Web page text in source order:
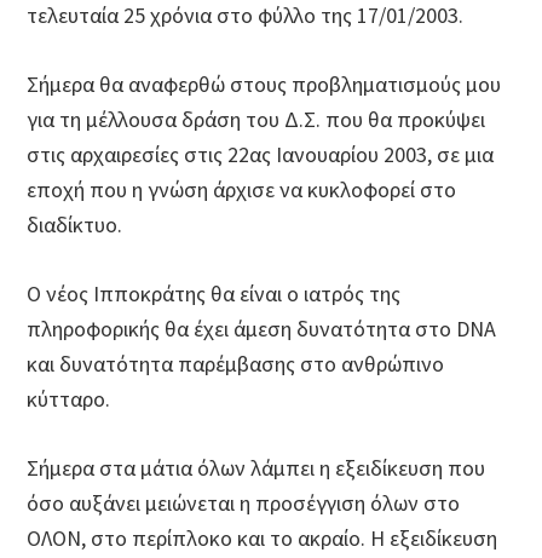
τελευταία 25 χρόνια στο φύλλο της 17/01/2003.
Σήμερα θα αναφερθώ στους προβληματισμούς μου
για τη μέλλουσα δράση του Δ.Σ. που θα προκύψει
στις αρχαιρεσίες στις 22ας Ιανουαρίου 2003, σε μια
εποχή που η γνώση άρχισε να κυκλοφορεί στο
διαδίκτυο.
Ο νέος Ιπποκράτης θα είναι ο ιατρός της
πληροφορικής θα έχει άμεση δυνατότητα στο DNA
και δυνατότητα παρέμβασης στο ανθρώπινο
κύτταρο.
Σήμερα στα μάτια όλων λάμπει η εξειδίκευση που
όσο αυξάνει μειώνεται η προσέγγιση όλων στο
ΟΛΟΝ, στο περίπλοκο και το ακραίο. Η εξειδίκευση